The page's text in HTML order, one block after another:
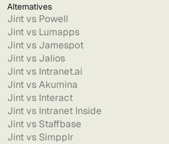
Alternatives
Jint vs Powell
Jint vs Lumapps
Jint vs Jamespot
Jint vs Jalios
Jint vs Intranet.ai
Jint vs Akumina
Jint vs Interact
Jint vs Intranet Inside
Jint vs Staffbase
Jint vs Simpplr